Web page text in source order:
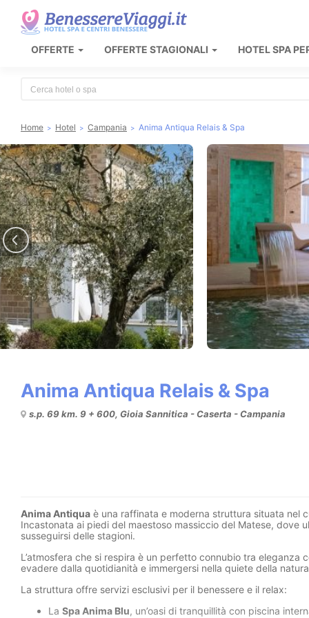
OFFERTE OFFERTE STAGIONALI HOTEL SPA
Home Hotel Campania Anima Antiqua Relais & Spa
Anima Antiqua Relais & Spa
s.p. 69 km. 9 + 600, Gioia Sannitica - Caserta - Campania
Anima Antiqua è una raffinata e moderna struttura situata nel
Incastonata ai piedi del maestoso massiccio del Matese, dove
susseguirsi delle stagioni.
L’atmosfera che si respira è un perfetto connubio tra eleganza
evadere dalla quotidianità e immergersi nella quiete della
La struttura offre servizi esclusivi per il benessere e il relax:
La Spa Anima Blu, un’oasi di tranquillità con piscina